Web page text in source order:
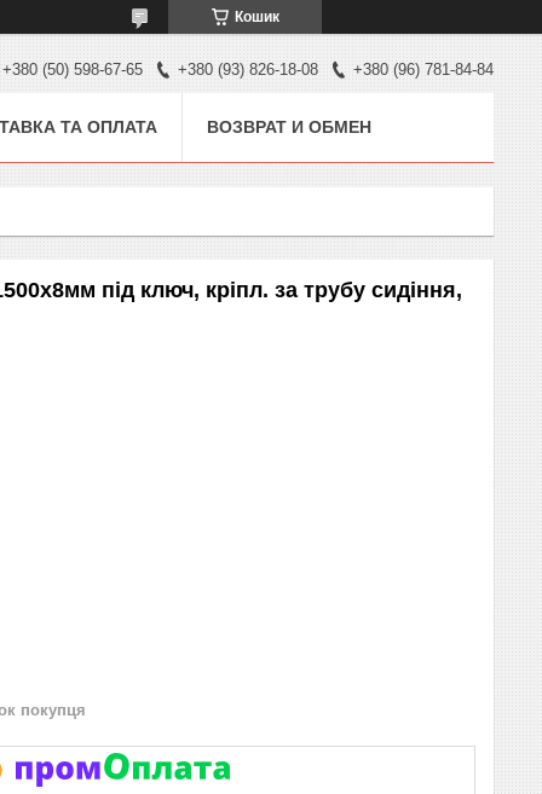
Кошик
+380 (50) 598-67-65 +380 (93) 826-18-08 +380 (96) 781-84-84
ТА ОПЛАТА ВОЗВРАТ И ОБМЕН
під ключ, кріпл. за трубу сидіння,
покупця